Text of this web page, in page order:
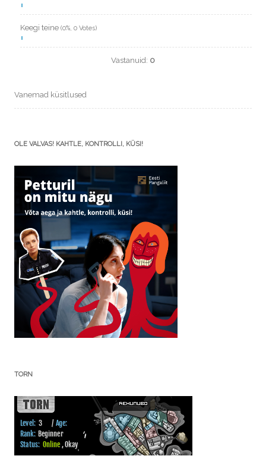
Keegi teine (0%, 0 Votes)
Vastanuid: 0
Vanemad küsitlused
OLE VALVAS! KAHTLE, KONTROLLI, KÜSI!
TORN